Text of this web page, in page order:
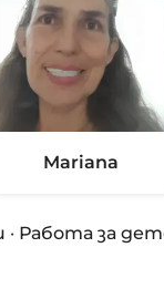
Mariana
· Работа за